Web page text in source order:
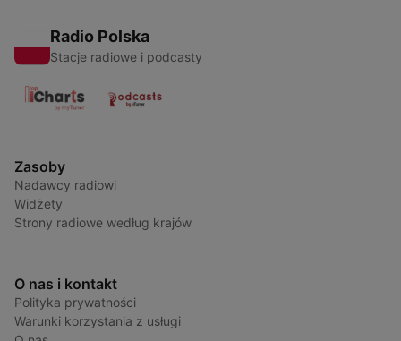
Radio Polska
Stacje radiowe i podcasty
Zasoby
Nadawcy radiowi
Widżety
Strony radiowe według krajów
O nas i kontakt
Polityka prywatności
Warunki korzystania z usługi